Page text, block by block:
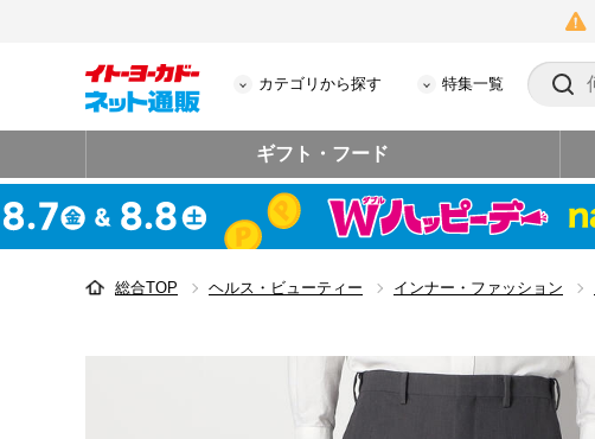
カテゴリから探す 特集一覧
ギフト・フード
総合TOP ヘルス・ビューティー インナー・ファッション